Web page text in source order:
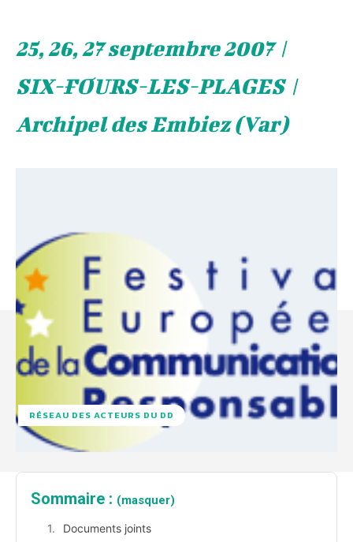
25, 26, 27 septembre 2007 |
SIX-FOURS-LES-PLAGES |
Archipel des Embiez (Var)
RÉSEAU DES ACTEURS DU DD
Sommaire : (masquer)
Documents joints